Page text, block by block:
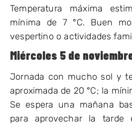
Temperatura máxima
mínima de 7 °C. Buen
vespertino o actividades
Miércoles 5 de
Jornada con mucho sol y
aproximada de 20 °C; la
Se espera una mañana
para aprovechar la tarde